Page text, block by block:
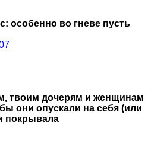
особенно во гневе пусть
твоим дочерям и женщинам
они опускали на себя (или
покрывала